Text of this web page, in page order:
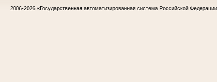
2006-2026 «Государственная автоматизированная система Российской